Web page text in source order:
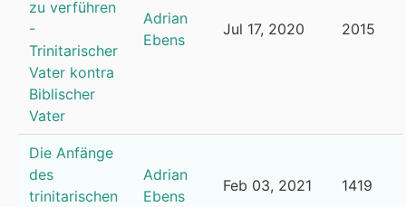
zu verführen
-
Trinitarischer
Vater kontra
Biblischer
Vater
Adrian
Ebens
Jul 17, 2020 2015
Die Anfänge
des
trinitarischen
Adrian
Ebens
Feb 03, 2021 1419